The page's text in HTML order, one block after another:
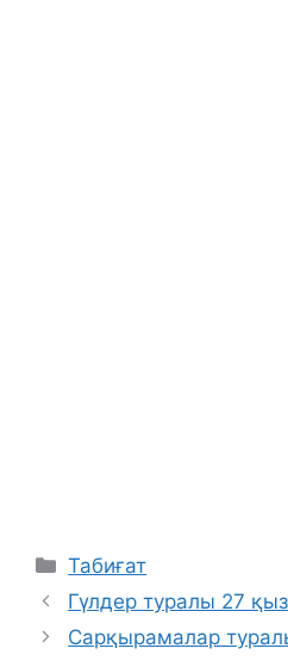
Categories
Табиғат
Гүлдер туралы 27
Сарқырамалар